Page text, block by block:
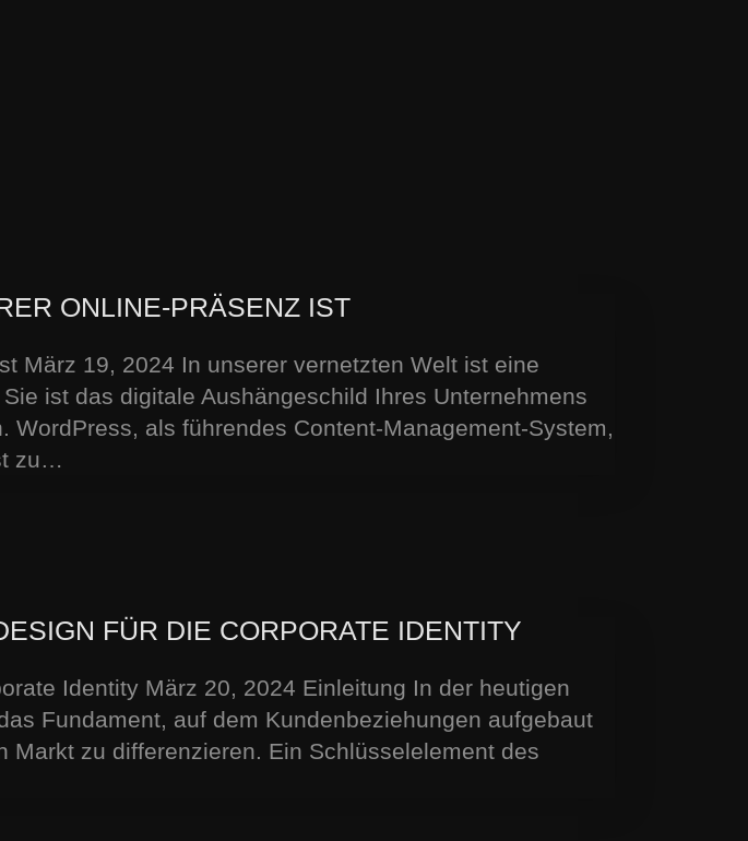
ONLINE-PRÄSENZ IST
März 19, 2024 In unserer vernetzten Welt ist eine
ist das digitale Aushängeschild Ihres Unternehmens
als führendes Content-Management-System,
zu…
FÜR DIE CORPORATE IDENTITY
Identity März 20, 2024 Einleitung In der heutigen
Fundament, auf dem Kundenbeziehungen aufgebaut
zu differenzieren. Ein Schlüsselelement des